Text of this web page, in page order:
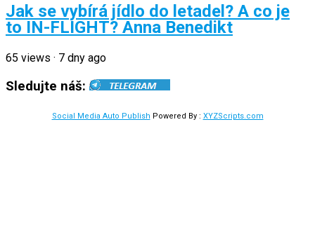
Jak se vybírá jídlo do letadel? A co je
to IN-FLIGHT? Anna Benedikt
65 views · 7 dny ago
Sledujte náš:
Social Media Auto Publish Powered By : XYZScripts.com